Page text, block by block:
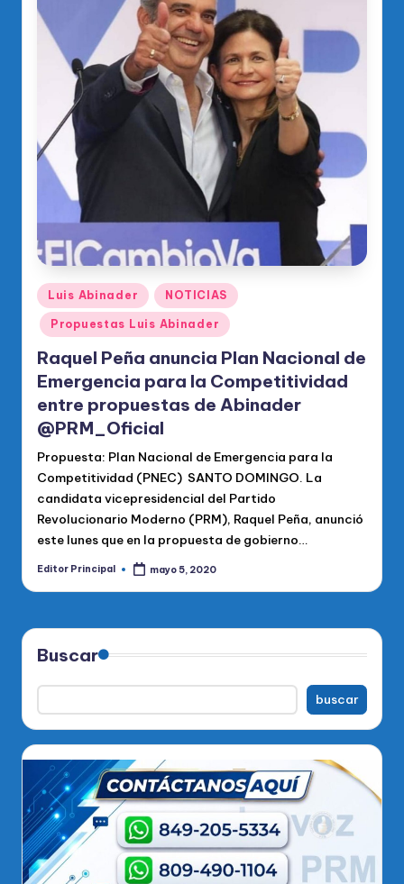
di
fi
d
el
P
R
M
Publicado
en
Luis Abinader NOTICIAS
Propuestas Luis Abinader
Raquel Peña anuncia Plan Nacional de
Emergencia para la Competitividad
entre propuestas de Abinader
@PRM_Oficial
Propuesta: Plan Nacional de Emergencia para la
Competitividad (PNEC) SANTO DOMINGO. La
candidata vicepresidencial del Partido
Revolucionario Moderno (PRM), Raquel Peña, anunció
este lunes que en la propuesta de gobierno…
Publicado
Editor Principal mayo 5, 2020
Buscar
buscar